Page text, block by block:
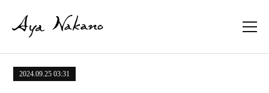
2024.09.25 03:31